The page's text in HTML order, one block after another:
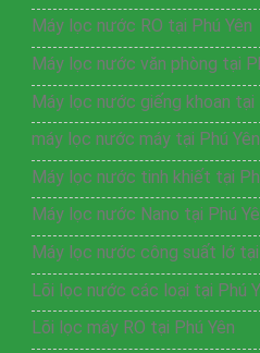
Máy lọc nước RO tại Phú Yên
Máy lọc nước văn phòng tại
Máy lọc nước giếng khoan tại
máy lọc nước máy tại Phú Yên
Máy lọc nước tinh khiết tại
Máy lọc nước Nano tại Phú
Máy lọc nước công suất lớ tại
Lõi lọc nước các loại tại Phú
Lõi lọc máy RO tại Phú Yên